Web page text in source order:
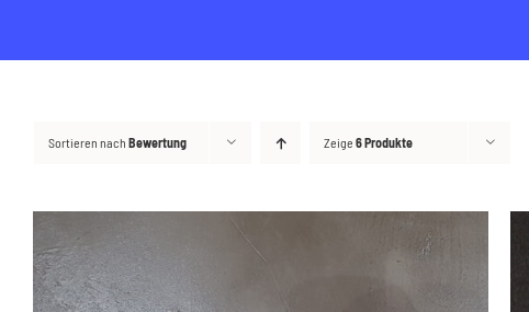
Sortieren nach Bewertung Zeige 6 Produkte